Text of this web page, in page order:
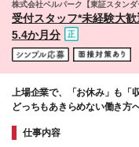
株式会社ベルパーク【東証スタンダ
受付スタッフ*未経験大
5.4か月分
上場企業で、「お休み」も「
どっちもあきらめない働き方
仕事内容